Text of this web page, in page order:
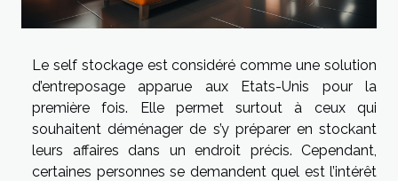
Le self stockage est considéré comme une solution
d’entreposage apparue aux Etats-Unis pour la
première fois. Elle permet surtout à ceux qui
souhaitent déménager de s’y préparer en stockant
leurs affaires dans un endroit précis. Cependant,
certaines personnes se demandent quel est l’intérêt